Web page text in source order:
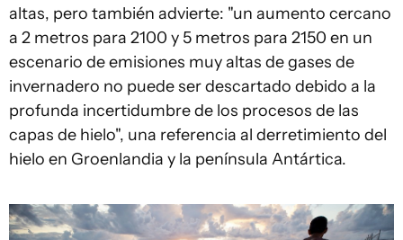
altas, pero también advierte: "un aumento cercano
a 2 metros para 2100 y 5 metros para 2150 en un
escenario de emisiones muy altas de gases de
invernadero no puede ser descartado debido a la
profunda incertidumbre de los procesos de las
capas de hielo", una referencia al derretimiento del
hielo en Groenlandia y la península Antártica.